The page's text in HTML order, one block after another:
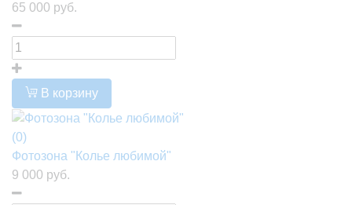
65 000 руб.
В корзину
(0)
Фотозона "Колье любимой"
9 000 руб.